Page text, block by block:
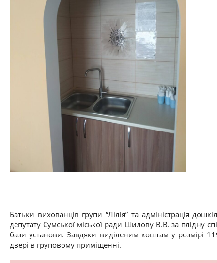
Батьки вихованців групи “Лілія” та адміністрація
депутату Сумської міської ради Шилову В.В. за плідну
бази установи. Завдяки виділеним коштам у розмірі
двері в груповому приміщенні.